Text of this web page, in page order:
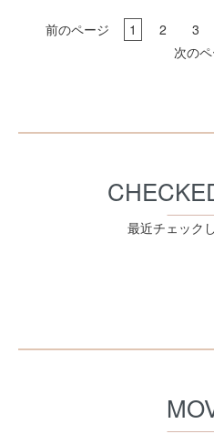
前のページ 1 2 3
次の
最近チェック